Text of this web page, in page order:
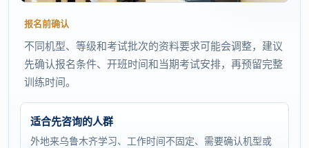
报名前确认
不同机型、等级和考试批次的资料要求可能会调整，建议
先确认报名条件、开班时间和当期考试安排，再预留完整
训练时间。
适合先咨询的人群
外地来乌鲁木齐学习、工作时间不固定、需要确认机型或